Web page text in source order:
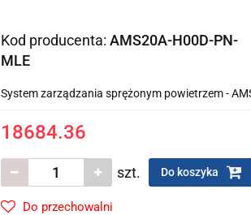
Kod producenta: AMS20A-H00D-PN-
MLE
System zarządzania sprężonym powietrzem -
18684.36
szt. Do koszyka
Do przechowalni